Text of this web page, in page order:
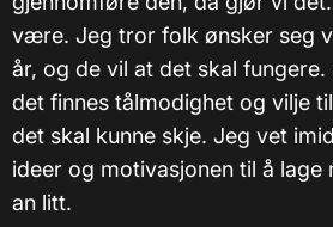
være. Jeg tror folk ønsker seg
år, og de vil at det skal
det finnes tålmodighet og vilje
det skal kunne skje. Jeg vet
ideer og motivasjonen til å lage
an litt.